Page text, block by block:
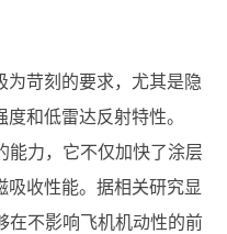
为苛刻的要求，尤其是隐
和低雷达反射特性。
能力，它不仅加快了涂层
吸收性能。据相关研究显
在不影响飞机机动性的前